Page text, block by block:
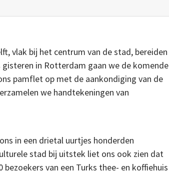
vlak bij het centrum van de stad, bereiden
in Rotterdam gaan we de komende
pamflet op met de aankondiging van de
we handtekeningen van
in een drietal uurtjes honderden
stad bij uitstek liet ons ook zien dat
van een Turks thee- en koffiehuis